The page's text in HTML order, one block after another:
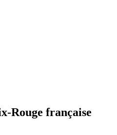
Rouge française